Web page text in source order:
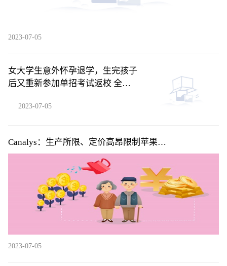
2023-07-05
女大学生意外怀孕退学，生完孩子
后又重新参加单招考试返校 全球
2023-07-05
Canalys：生产所限、定价高昂限制苹果
(AAPL.US)Vision Pro系列首年销量 但5年内将积累用户
2023-07-05